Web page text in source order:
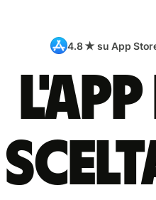
4.8 ★ su App